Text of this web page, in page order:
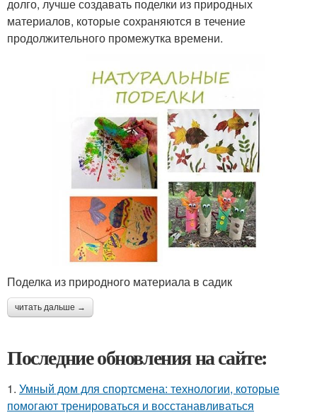
долго, лучше создавать поделки из природных
материалов, которые сохраняются в течение
продолжительного промежутка времени.
Поделка из природного материала в садик
читать дальше →
Последние обновления на сайте:
1. Умный дом для спортсмена: технологии, которые
помогают тренироваться и восстанавливаться